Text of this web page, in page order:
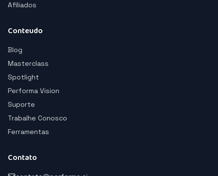
Afiliados
Conteudo
Blog
Masterclass
Spotlight
Performa Vision
Suporte
Trabalhe Conosco
Ferramentas
Contato